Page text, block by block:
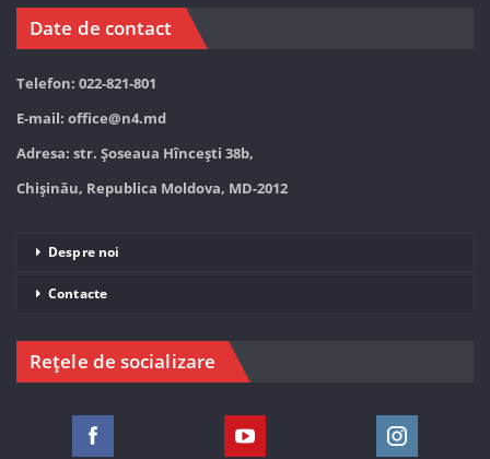
Date de contact
Telefon: 022-821-801
E-mail: office@n4.md
Adresa: str. Șoseaua Hînceşti 38b,
Chișinău, Republica Moldova, MD-2012
Despre noi
Contacte
Rețele de socializare